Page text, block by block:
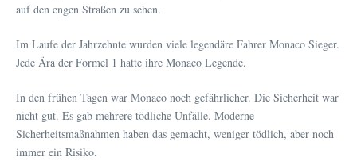
auf den engen Straßen zu sehen.
Im Laufe der Jahrzehnte wurden viele legendäre Fahrer Monaco Sieger.
Jede Ära der Formel 1 hatte ihre Monaco Legende.
In den frühen Tagen war Monaco noch gefährlicher. Die Sicherheit war
nicht gut. Es gab mehrere tödliche Unfälle. Moderne
Sicherheitsmaßnahmen haben das gemacht, weniger tödlich, aber noch
immer ein Risiko.